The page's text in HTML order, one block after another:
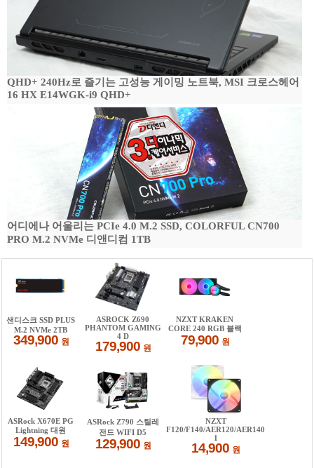
QHD+ 240Hz로 즐기는 고성능 게이밍 노트북, MSI 크로스헤어
16 HX E14WGK-i9 QHD+
어디에나 어울리는 PCIe 4.0 M.2 SSD, COLORFUL CN700
PRO M.2 NVMe 디앤디컴 1TB